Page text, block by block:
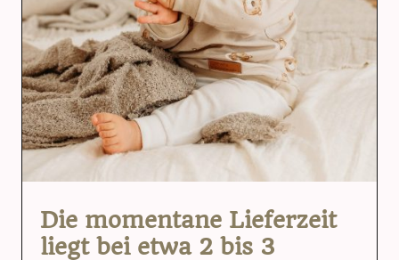
Die momentane Lieferzeit
liegt bei etwa 2 bis 3